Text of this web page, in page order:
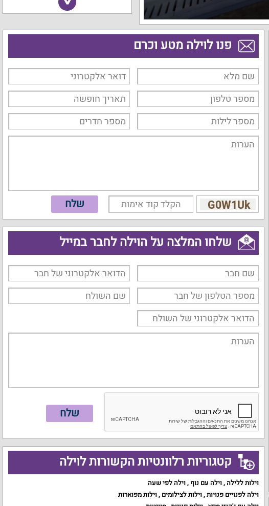
פנו לוילה מטע וכרם
שלחו המלצה על הוילה לחבר במייל
קטגוריות רלוונטיות הקשורות לוילה
וילות ללילה ,וילה עם נוף ,וילה לפי שעה
וילה לפנויים פנויות,וילות לצילומים ,וילות מפוארות